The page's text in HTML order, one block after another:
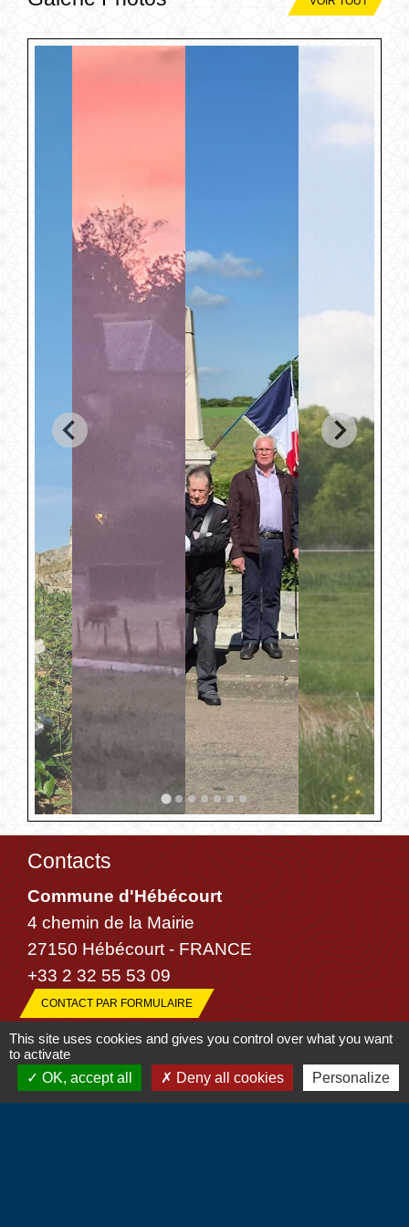
Contacts
Commune d'Hébécourt
4 chemin de la Mairie
27150 Hébécourt - FRANCE
+33 2 32 55 53 09
CONTACT PAR FORMULAIRE
This site uses cookies and gives you control over what you want
to activate
OK, accept all
Deny all cookies Personalize